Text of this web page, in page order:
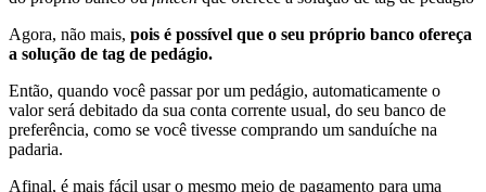
Agora, não mais, pois é possível que o seu próprio banco ofereça
a solução de tag de pedágio.
Então, quando você passar por um pedágio, automaticamente o
valor será debitado da sua conta corrente usual, do seu banco de
preferência, como se você tivesse comprando um sanduíche na
padaria.
Afinal, é mais fácil usar o mesmo meio de pagamento para uma